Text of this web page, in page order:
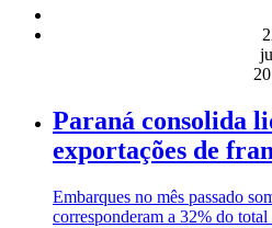
Paraná consolida
exportações de
Embarques no mês passado
corresponderam a 32% do